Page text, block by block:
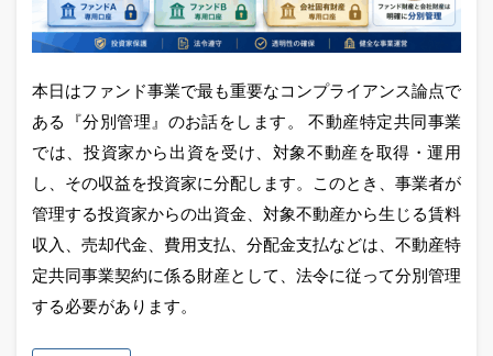
本日はファンド事業で最も重要なコンプライアンス論点で
ある『分別管理』のお話をします。 不動産特定共同事業
では、投資家から出資を受け、対象不動産を取得・運用
し、その収益を投資家に分配します。このとき、事業者が
管理する投資家からの出資金、対象不動産から生じる賃料
収入、売却代金、費用支払、分配金支払などは、不動産特
定共同事業契約に係る財産として、法令に従って分別管理
する必要があります。